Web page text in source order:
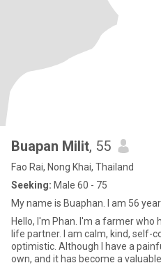
Buapan Milit, 55
Fao Rai, Nong Khai, Thailand
Seeking: Male 60 - 75
My name is Buaphan. I am 56
Hello, I'm Phan. I'm a farmer who
life partner. I am calm, kind, self-
optimistic. Although I have a
own, and it has become a